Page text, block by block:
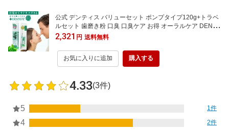
公式 デンティス バリューセット ポンプタイプ120g+トラベ
ルセット 歯磨き粉 口臭 口臭ケア お得 オーラルケア DENTI
STE おすすめ 人気 歯みがき粉 はみがきこ オーラルケア ハ
ミガキ粉 爽快 におい フレッシュ スッキリ 洗浄 リベルタ
2,321 円 送料無料
お気に入りに追加 購入する
4.33(3件)
5 1件
4 2件